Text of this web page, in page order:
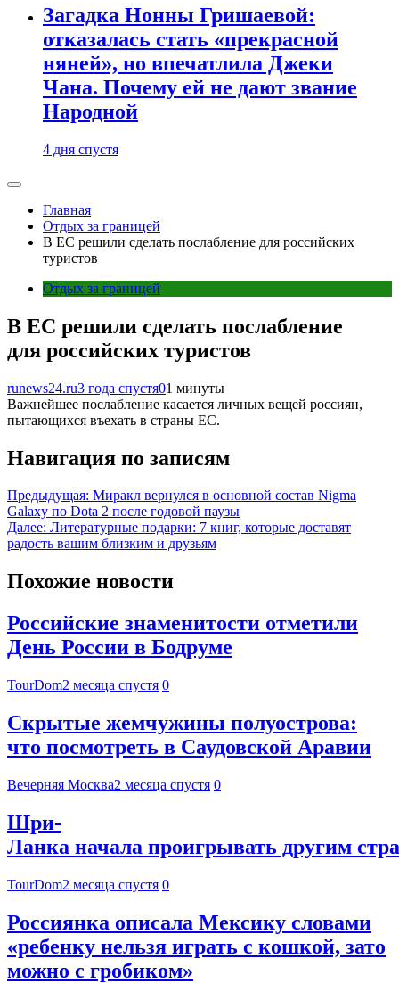
Загадка Нонны Гришаевой:
отказалась стать «прекрасной
няней», но впечатлила Джеки
Чана. Почему ей не дают звание
Народной
4 дня спустя
Главная
Отдых за границей
В ЕС решили сделать послабление для российских
туристов
Отдых за границей
В ЕС решили сделать послабление
для российских туристов
runews24.ru3 года спустя01 минуты
Важнейшее послабление касается личных вещей россиян,
пытающихся въехать в страны ЕС.
Навигация по записям
Предыдущая: Миракл вернулся в основной состав Nigma
Galaxy по Dota 2 после годовой паузы
Далее: Литературные подарки: 7 книг, которые доставят
радость вашим близким и друзьям
Похожие новости
Российские знаменитости отметили
День России в Бодруме
TourDom2 месяца спустя 0
Скрытые жемчужины полуострова:
что посмотреть в Саудовской Аравии
Вечерняя Москва2 месяца спустя 0
Шри-
Ланка начала проигрывать другим
TourDom2 месяца спустя 0
Россиянка описала Мексику словами
«ребенку нельзя играть с кошкой, зато
можно с гробиком»